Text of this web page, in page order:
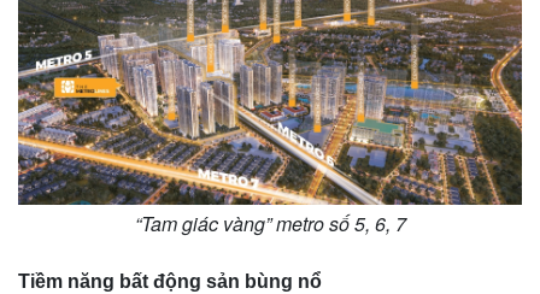
“Tam giác vàng” metro số 5, 6, 7
Tiềm năng bất động sản bùng nổ